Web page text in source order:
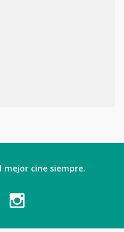
cine siempre.